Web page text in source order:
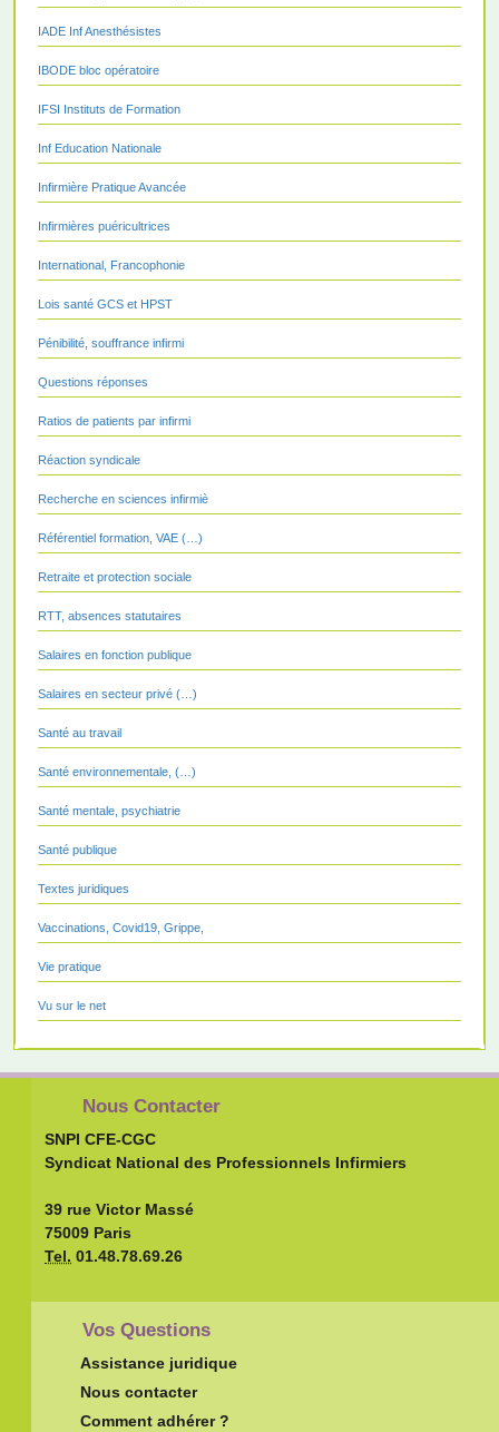
IADE Inf Anesthésistes
IBODE bloc opératoire
IFSI Instituts de Formation
Inf Education Nationale
Infirmière Pratique Avancée
Infirmières puéricultrices
International, Francophonie
Lois santé GCS et HPST
Pénibilité, souffrance infirmi
Questions réponses
Ratios de patients par infirmi
Réaction syndicale
Recherche en sciences infirmiè
Référentiel formation, VAE (…)
Retraite et protection sociale
RTT, absences statutaires
Salaires en fonction publique
Salaires en secteur privé (…)
Santé au travail
Santé environnementale, (…)
Santé mentale, psychiatrie
Santé publique
Textes juridiques
Vaccinations, Covid19, Grippe,
Vie pratique
Vu sur le net
Nous Contacter
SNPI CFE-CGC
Syndicat National des Professionnels Infirmiers
39 rue Victor Massé
75009 Paris
Tel. 01.48.78.69.26
Vos Questions
Assistance juridique
Nous contacter
Comment adhérer ?